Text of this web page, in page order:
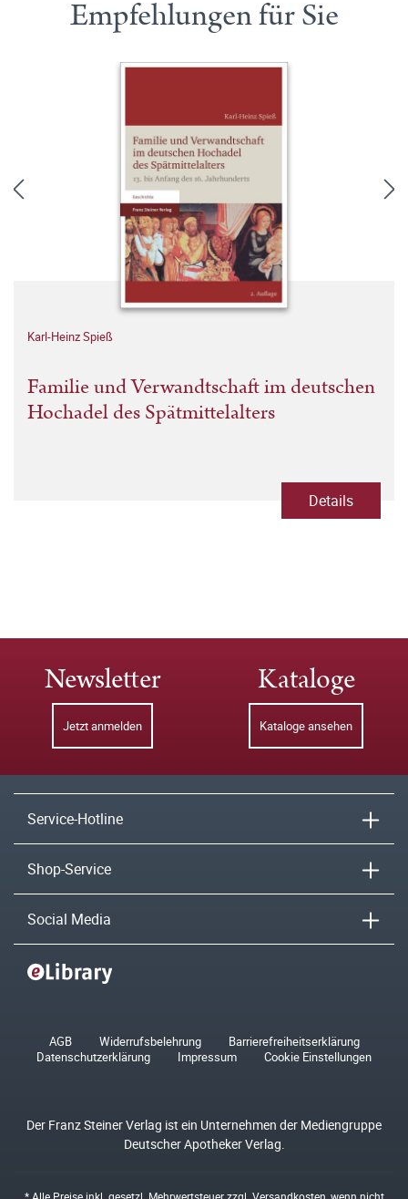
Empfehlungen für Sie
Karl-Heinz Spieß
Familie und Verwandtschaft im deutschen
Hochadel des Spätmittelalters
Details
Newsletter
Jetzt anmelden
Kataloge
Kataloge ansehen
Service-Hotline
Shop-Service
Social Media
AGB Widerrufsbelehrung
Barrierefreiheitserklärung
Datenschutzerklärung
Impressum Cookie Einstellungen
Der Franz Steiner Verlag ist ein Unternehmen der Mediengruppe
Deutscher Apotheker Verlag.